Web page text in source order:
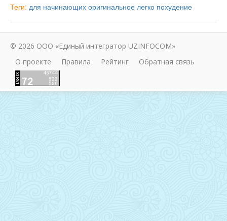
Теги: для начинающих оригинальное легко похудение
© 2026 ООО «Единый интегратор UZINFOCOM»
О проекте
Правила Рейтинг Обратная связь